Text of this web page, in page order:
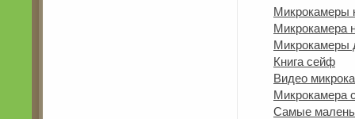
Микрокамеры
Микрокамера
Микрокамеры
Книга сейф
Видео
Микрокамера
Самые